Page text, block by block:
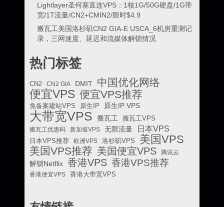
Lightlayer圣何塞直连VPS：1核1G/50G硬盘/1G带
宽/1T流量/CN2+CMIN2/限时$4.9
搬瓦工美国洛杉矶CN2 GIA-E USCA_6机房重测记
录，三网速度、延迟和流媒体解锁情况
热门标签
CN2 CN2 GIA DMIT 中国优化网络
便宜VPS 便宜VPS推荐
免备案建站VPS 原生IP 原生IP VPS
大带宽VPS 搬瓦工
搬瓦工VPS
搬瓦工优惠码
新加坡VPS 无限流量 日本VPS
日本VPS推荐 欧洲VPS 洛杉矶VPS 美国VPS
美国VPS推荐 美国便宜VPS 腾讯云
解锁Netflix 香港VPS 香港VPS推荐
香港便宜VPS 香港大带宽VPS